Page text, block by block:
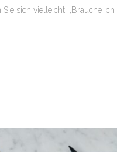
sich vielleicht: „Brauche